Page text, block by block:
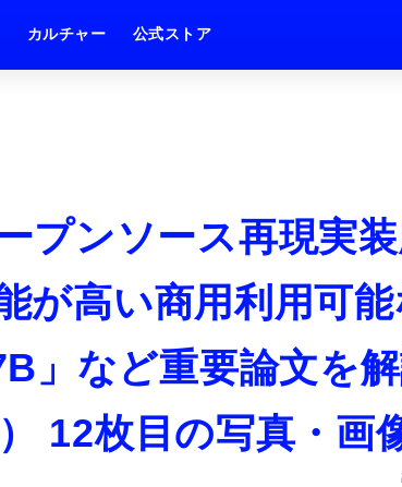
カルチャー 公式ストア
プンソース再現実
が高い商用利用可
」など重要論文を
12枚目の写真・画